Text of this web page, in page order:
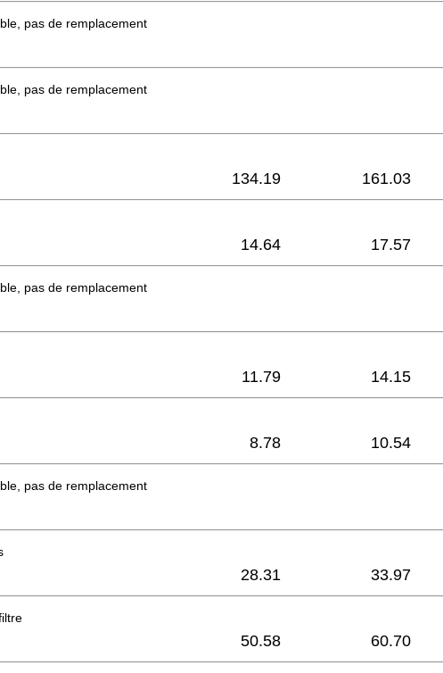
pas de remplacement
pas de remplacement
134.19 161.03
14.64 17.57
pas de remplacement
11.79 14.15
8.78 10.54
pas de remplacement
28.31 33.97
50.58 60.70